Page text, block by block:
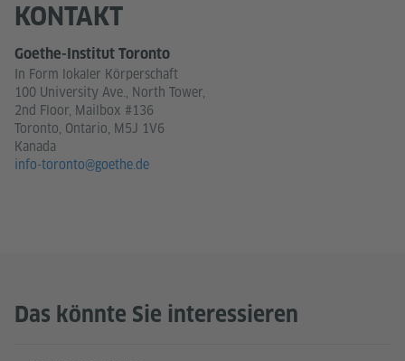
KONTAKT
Goethe-Institut Toronto
In Form lokaler Körperschaft
100 University Ave., North Tower,
2nd Floor, Mailbox #136
Toronto, Ontario, M5J 1V6
Kanada
info-toronto@goethe.de
Das könnte Sie interessieren